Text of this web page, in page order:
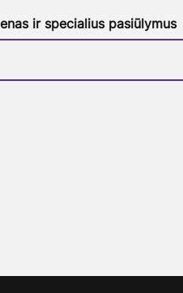
ir specialius pasiūlymus